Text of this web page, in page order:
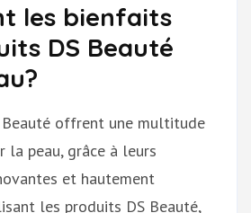
les bienfaits
DS Beauté
Beauté offrent une multitude
la peau, grâce à leurs
et hautement
les produits DS Beauté,